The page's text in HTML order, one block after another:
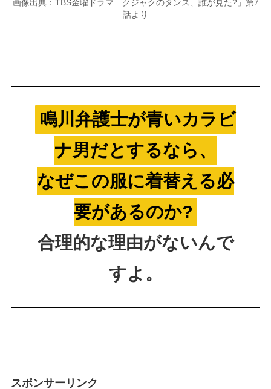
画像出典：TBS金曜ドラマ「クジャクのダンス、誰が見た?」第7
話より
鳴川弁護士が青いカラビ
ナ男だとするなら、
なぜこの服に着替える必
要があるのか?
合理的な理由がないんで
すよ。
スポンサーリンク